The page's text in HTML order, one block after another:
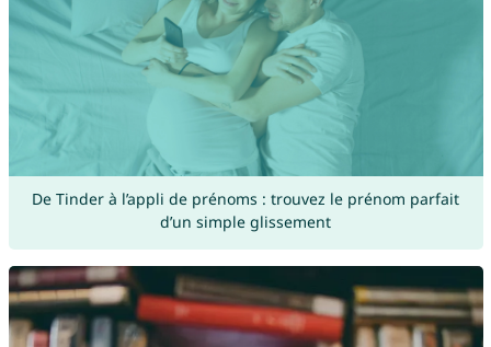
De Tinder à l’appli de prénoms : trouvez le prénom parfait
d’un simple glissement